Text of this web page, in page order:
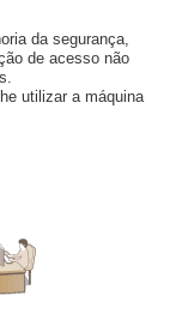
da segurança,
de acesso não
utilizar a máquina